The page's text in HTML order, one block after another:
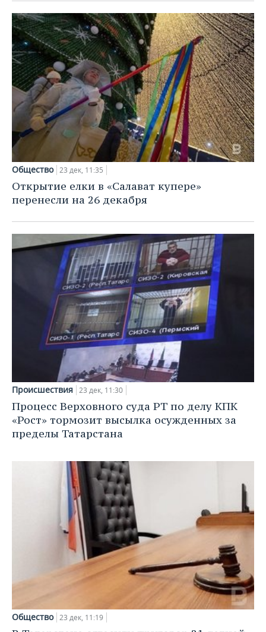
ХОККЕЙ С МЯЧОМ
ПРОИСШЕСТВИЯ
Общество 23 дек, 11:35
Открытие елки в «Салават купере»
перенесли на 26 декабря
Происшествия 23 дек, 11:30
Процесс Верховного суда РТ по делу КПК
«Рост» тормозит высылка осужденных за
пределы Татарстана
Общество 23 дек, 11:19